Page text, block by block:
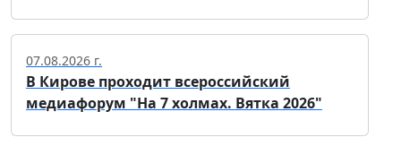
07.08.2026 г.
В Кирове проходит всероссийский
медиафорум "На 7 холмах. Вятка 2026"